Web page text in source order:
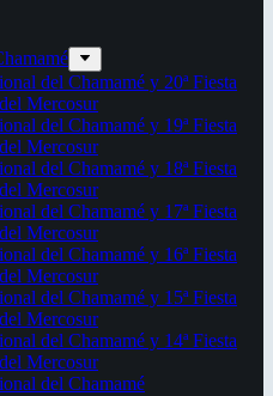
del Chamamé y 20ª Fiesta
Mercosur
del Chamamé y 19ª Fiesta
Mercosur
del Chamamé y 18ª Fiesta
Mercosur
del Chamamé y 17ª Fiesta
Mercosur
del Chamamé y 16ª Fiesta
Mercosur
del Chamamé y 15ª Fiesta
Mercosur
del Chamamé y 14ª Fiesta
Mercosur
del Chamamé